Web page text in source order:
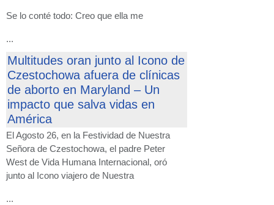
Se lo conté todo: Creo que ella me
...
Multitudes oran junto al Icono de
Czestochowa afuera de clínicas
de aborto en Maryland – Un
impacto que salva vidas en
América
El Agosto 26, en la Festividad de Nuestra
Señora de Czestochowa, el padre Peter
West de Vida Humana Internacional, oró
junto al Icono viajero de Nuestra
...